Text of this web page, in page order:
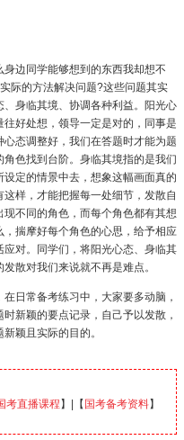
边同学能够想到的东西我却想不
际的方法解决问题?这些问题其实
身临其境、协调各种利益。阳光心
好处想，领导一定是对的，同事是
态调整好，我们在答题时才能为题
色找到台阶。身临其境指的是我们
定的情景中去，想象这幅画面真的
样，才能把握每一处细节，发散自
不同的角色，而每个角色都有其想
揣摩好每个角色的心思，给予相应
对。同学们，将阳光心态、身临其
散对我们来说就不再是难点。
日常备考练习中，大家要多动脑，
新颖的要点记录，自己予以发散，
颖且实际的目的。
考直播课程 】|【 国考备考资料】